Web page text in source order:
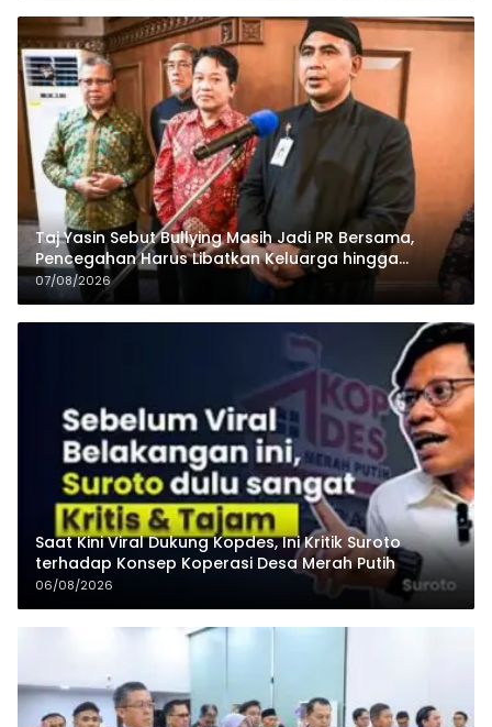
Taj Yasin Sebut Bullying Masih Jadi PR Bersama,
Pencegahan Harus Libatkan Keluarga hingga
Pesantren
07/08/2026
Saat Kini Viral Dukung Kopdes, Ini Kritik Suroto
terhadap Konsep Koperasi Desa Merah Putih
06/08/2026